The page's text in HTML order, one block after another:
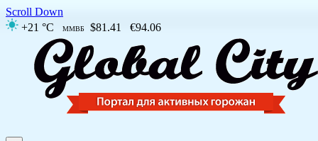
Scroll Down
+21 °C
ММВБ $81.41 €94.06